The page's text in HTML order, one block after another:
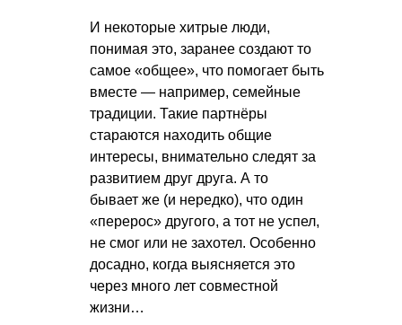
И некоторые хитрые люди,
понимая это, заранее создают то
самое «общее», что помогает быть
вместе — например, семейные
традиции. Такие партнёры
стараются находить общие
интересы, внимательно следят за
развитием друг друга. А то
бывает же (и нередко), что один
«перерос» другого, а тот не успел,
не смог или не захотел. Особенно
досадно, когда выясняется это
через много лет совместной
жизни…